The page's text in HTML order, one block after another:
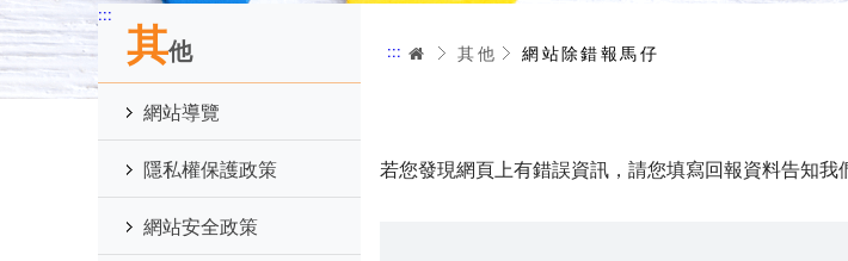
其他
:::
網站導覽
隱私權保護政策
網站安全政策
::: 首頁其他 網站除錯報馬仔
若您發現網頁上有錯誤資訊，請您填寫回報資料告知我